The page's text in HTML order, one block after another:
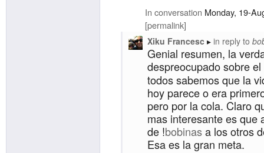
/to !bobinas!p4g/cc @
In conversation Monday, 19-
permalink
Xiku Francesc in reply to
Genial resumen, la
despreocupado sobre
todos sabemos que la
hoy parece o era
pero por la cola. Claro
mas interesante es que
de !bobinasa los otros
Esa es la gran meta.